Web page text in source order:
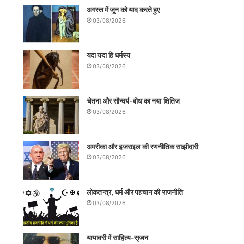
अगस्त में जून को याद करते हुए
03/08/2026
यदा यदा हि धर्मस्य
03/08/2026
चेतना और सौन्दर्य-बोध का नया क्षितिज
03/08/2026
अमरीका और इजराइल की रणनीतिक साझीदारी
03/08/2026
लोकतन्त्र, धर्म और पहचान की राजनीति
03/08/2026
यायावरी में साहित्य-सृजन